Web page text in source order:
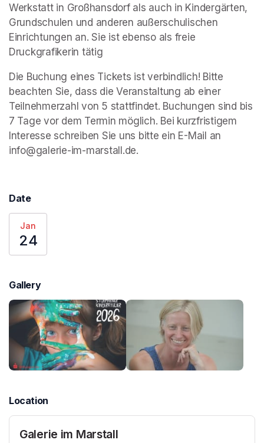
Werkstatt in Großhansdorf als auch in Kindergärten,
Grundschulen und anderen außerschulischen
Einrichtungen an. Sie ist ebenso als freie
Druckgrafikerin tätig
Die Buchung eines Tickets ist verbindlich! Bitte
beachten Sie, dass die Veranstaltung ab einer
Teilnehmerzahl von 5 stattfindet. Buchungen sind bis
7 Tage vor dem Termin möglich. Bei kurzfristigem
Interesse schreiben Sie uns bitte ein E-Mail an
info@galerie-im-marstall.de.
Date
Jan
24
Gallery
Location
Galerie im Marstall